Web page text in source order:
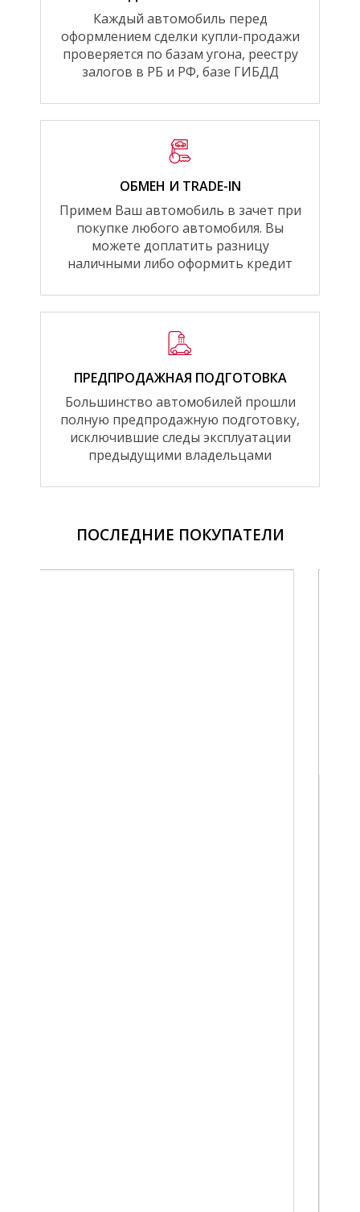
Каждый автомобиль перед
оформлением сделки купли-продажи
проверяется по базам угона, реестру
залогов в РБ и РФ, базе ГИБДД
ОБМЕН И TRADE-IN
Примем Ваш автомобиль в зачет при
покупке любого автомобиля. Вы
можете доплатить разницу
наличными либо оформить кредит
ПРЕДПРОДАЖНАЯ ПОДГОТОВКА
Большинство автомобилей прошли
полную предпродажную подготовку,
исключившие следы эксплуатации
предыдущими владельцами
ПОСЛЕДНИЕ ПОКУПАТЕЛИ